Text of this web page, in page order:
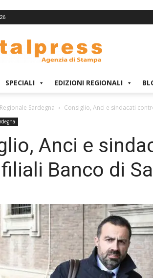
SPECIALI EDIZIONI REGIONALI
Sardegna Consiglio, Anci e sindacati
Anci e
Banco di